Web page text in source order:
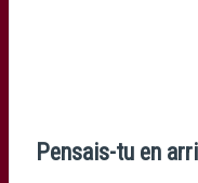
Pensais-tu en